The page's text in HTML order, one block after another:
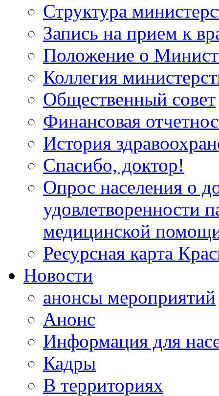
Структура
Запись на прием к
Положение о
Коллегия
Общественный совет
Финансовая
История
Спасибо, доктор!
Опрос населения о
удовлетворенности
медицинской
Ресурсная карта
Новости
анонсы мероприятий
Анонс
Информация для
Кадры
В территориях